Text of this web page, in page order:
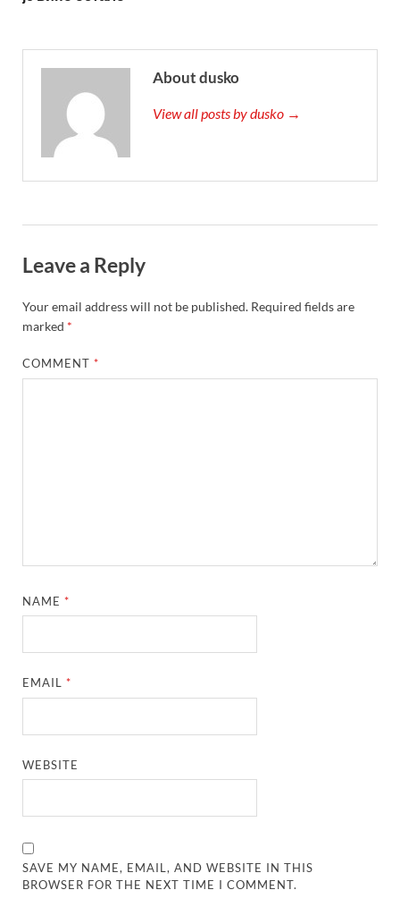
About dusko
View all posts by dusko →
Leave a Reply
Your email address will not be published. Required fields are
marked *
COMMENT*
NAME*
EMAIL*
WEBSITE
SAVE MY NAME, EMAIL, AND WEBSITE IN THIS
BROWSER FOR THE NEXT TIME I COMMENT.